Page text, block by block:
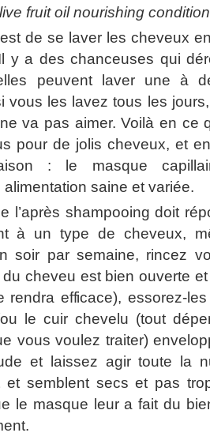
fruit oil nourishing
de se laver les cheveux
y a des chanceuses qui
peuvent laver une à
vous les lavez tous les
va pas aimer. Voilà en ce
pour de jolis cheveux, et
: le masque
saine et variée.
l’après shampooing doit
à un type de cheveux,
soir par semaine, rincez
du cheveu est bien ouverte
rendra efficace), essorez-
le cuir chevelu (tout
vous voulez traiter)
et laissez agir toute la
semblent secs et pas
le masque leur a fait du